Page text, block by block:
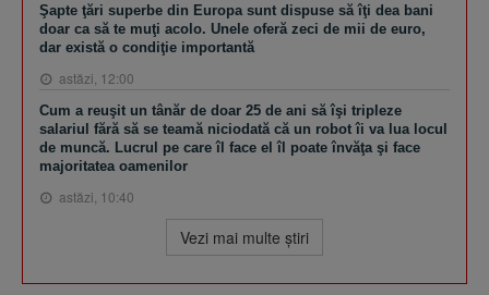
Şapte ţări superbe din Europa sunt dispuse să îţi dea bani
doar ca să te muţi acolo. Unele oferă zeci de mii de euro,
dar există o condiţie importantă
astăzi, 12:00
Cum a reuşit un tânăr de doar 25 de ani să îşi tripleze
salariul fără să se teamă niciodată că un robot îi va lua locul
de muncă. Lucrul pe care îl face el îl poate învăţa şi face
majoritatea oamenilor
astăzi, 10:40
Vezi mai multe ştiri